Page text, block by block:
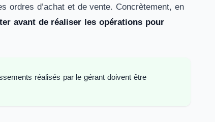
ordres d’achat et de vente. Concrètement, en
avant de réaliser les opérations pour
réalisés par le gérant doivent être